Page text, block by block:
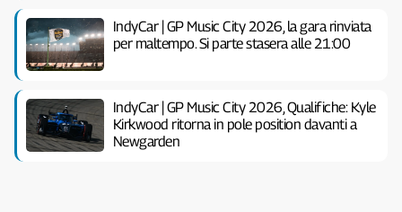
IndyCar | GP Music City 2026, la gara rinviata
per maltempo. Si parte stasera alle 21:00
IndyCar | GP Music City 2026, Qualifiche: Kyle
Kirkwood ritorna in pole position davanti a
Newgarden